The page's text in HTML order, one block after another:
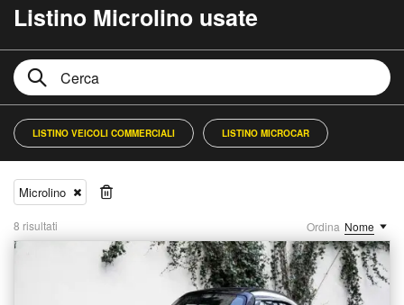
Listino Microlino usate
LISTINO VEICOLI COMMERCIALI LISTINO MICROCAR
Microlino
8 risultati Ordina Nome